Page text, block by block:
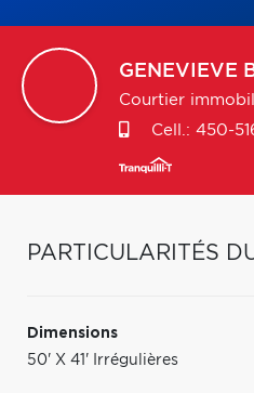
GENEVIEVE
Courtier
Cell.: 450-
PARTICULARITÉS
Dimensions
50' X 41' Irrégulières